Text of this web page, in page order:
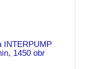
INTERPUMP
1450 obr